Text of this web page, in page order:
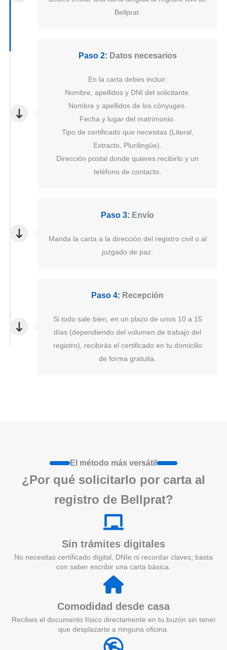
Bellprat.
Paso 2: Datos necesarios
En la carta debes incluir:
Nombre, apellidos y DNI del solicitante.
Nombre y apellidos de los cónyuges.
Fecha y lugar del matrimonio.
Tipo de certificado que necesitas (Literal,
Extracto, Plurilingüe).
Dirección postal donde quieres recibirlo y un
teléfono de contacto.
Paso 3: Envío
Manda la carta a la dirección del registro civil o al
juzgado de paz:
Paso 4: Recepción
Si todo sale bien, en un plazo de unos 10 a 15
días (dependiendo del volumen de trabajo del
registro), recibirás el certificado en tu domicilio
de forma gratuita.
El método más versátil
¿Por qué solicitarlo por carta al
registro de Bellprat?
Sin trámites digitales
No necesitas certificado digital, DNIe ni recordar claves; basta
con saber escribir una carta básica.
Comodidad desde casa
Recibes el documento físico directamente en tu buzón sin tener
que desplazarte a ninguna oficina.